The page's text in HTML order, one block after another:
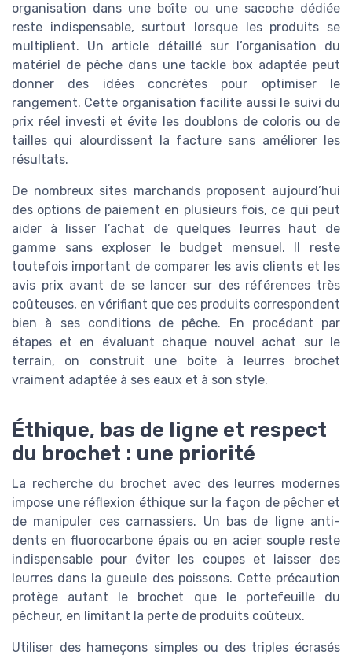
organisation dans une boîte ou une sacoche dédiée
reste indispensable, surtout lorsque les produits se
multiplient. Un article détaillé sur l’organisation du
matériel de pêche dans une tackle box adaptée peut
donner des idées concrètes pour optimiser le
rangement. Cette organisation facilite aussi le suivi du
prix réel investi et évite les doublons de coloris ou de
tailles qui alourdissent la facture sans améliorer les
résultats.
De nombreux sites marchands proposent aujourd’hui
des options de paiement en plusieurs fois, ce qui peut
aider à lisser l’achat de quelques leurres haut de
gamme sans exploser le budget mensuel. Il reste
toutefois important de comparer les avis clients et les
avis prix avant de se lancer sur des références très
coûteuses, en vérifiant que ces produits correspondent
bien à ses conditions de pêche. En procédant par
étapes et en évaluant chaque nouvel achat sur le
terrain, on construit une boîte à leurres brochet
vraiment adaptée à ses eaux et à son style.
Éthique, bas de ligne et respect
du brochet : une priorité
La recherche du brochet avec des leurres modernes
impose une réflexion éthique sur la façon de pêcher et
de manipuler ces carnassiers. Un bas de ligne anti-
dents en fluorocarbone épais ou en acier souple reste
indispensable pour éviter les coupes et laisser des
leurres dans la gueule des poissons. Cette précaution
protège autant le brochet que le portefeuille du
pêcheur, en limitant la perte de produits coûteux.
Utiliser des hameçons simples ou des triples écrasés